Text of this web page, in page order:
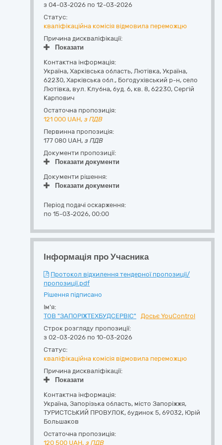
з 04-03-2026 по 12-03-2026
Статус:
кваліфікаційна комісія відмовила переможцю
Причина дискваліфікації:
Показати
Контактна інформація:
Україна, Харківська область, Лютівка, Україна,
62230, Харківська обл., Богодухівський р-н, село
Лютівка, вул. Клубна, буд. 6, кв. 8, 62230, Сергій
Карпович
Остаточна пропозиція:
121 000 UAH, з ПДВ
Первинна пропозиція:
177 080 UAH, з ПДВ
Документи пропозиції:
Показати документи
Документи рішення:
Показати документи
Період подачі оскарження:
по 15-03-2026, 00:00
Інформація про Учасника
Протокол відхилення тендерної пропозиції/
пропозиції.pdf
Рішення підписано
Ім'я:
ТОВ "ЗАПОРІЖТЕХБУДСЕРВІС"
Досьє YouControl
Строк розгляду пропозиції:
з 02-03-2026 по 10-03-2026
Статус:
кваліфікаційна комісія відмовила переможцю
Причина дискваліфікації:
Показати
Контактна інформація:
Україна, Запорізька область, місто Запоріжжя,
ТУРИСТСЬКИЙ ПРОВУЛОК, будинок 5, 69032, Юрій
Большаков
Остаточна пропозиція:
120 500 UAH, з ПДВ